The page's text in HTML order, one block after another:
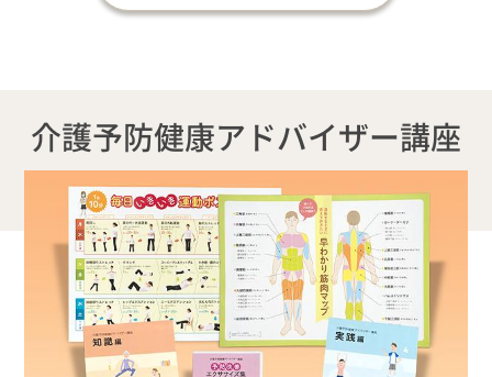
介護予防健康アドバイザー講座